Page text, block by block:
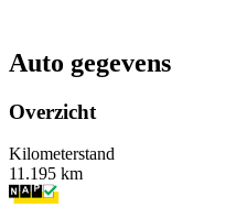
Auto gegevens
Overzicht
Kilometerstand
11.195 km